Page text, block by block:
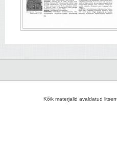
Kõik materjalid avaldatud